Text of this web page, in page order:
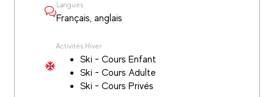
Langues
Français, anglais
Activités Hiver
Ski - Cours Enfant
Ski - Cours Adulte
Ski - Cours Privés